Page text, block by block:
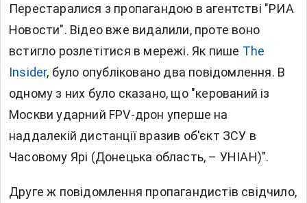
Перестаралися з пропагандою в агентстві "РИА
Новости". Відео вже видалили, проте воно
встигло розлетітися в мережі. Як пише The
Insider, було опубліковано два повідомлення. В
одному з них було сказано, що "керований із
Москви ударний FPV-дрон уперше на
наддалекій дистанції вразив об'єкт ЗСУ в
Часовому Ярі (Донецька область, – УНІАН)".
Друге ж повідомлення пропагандистів свідчило,